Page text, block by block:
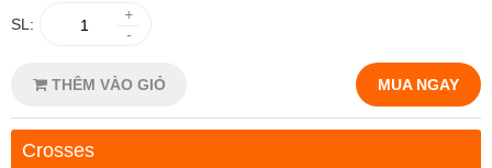
SL:
+
-
THÊM VÀO GIỎ MUA NGAY
Crosses